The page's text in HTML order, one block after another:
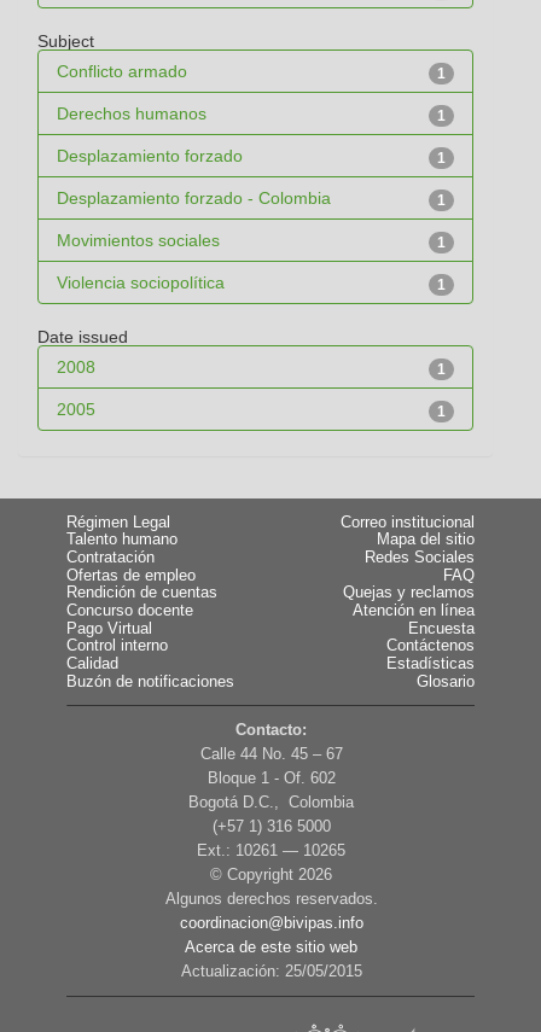
Subject
1
Conflicto armado
1
Derechos humanos
1
Desplazamiento forzado
1
Desplazamiento forzado - Colombia
1
Movimientos sociales
1
Violencia sociopolítica
Date issued
1
2008
1
2005
Régimen Legal
Talento humano
Contratación
Ofertas de empleo
Rendición de cuentas
Concurso docente
Pago Virtual
Control interno
Calidad
Buzón de notificaciones
Correo institucional
Mapa del sitio
Redes Sociales
FAQ
Quejas y reclamos
Atención en línea
Encuesta
Contáctenos
Estadísticas
Glosario
Contacto:
Calle 44 No. 45 – 67
Bloque 1 - Of. 602
Bogotá D.C., Colombia
(+57 1) 316 5000
Ext.: 10261 — 10265
© Copyright 2026
Algunos derechos reservados.
coordinacion@bivipas.info
Acerca de este sitio web
Actualización: 25/05/2015